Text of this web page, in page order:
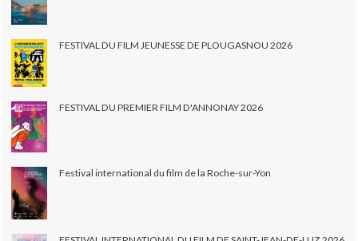
FESTIVAL DU FILM JEUNESSE DE PLOUGASNOU 2026
FESTIVAL DU PREMIER FILM D'ANNONAY 2026
Festival international du film de la Roche-sur-Yon